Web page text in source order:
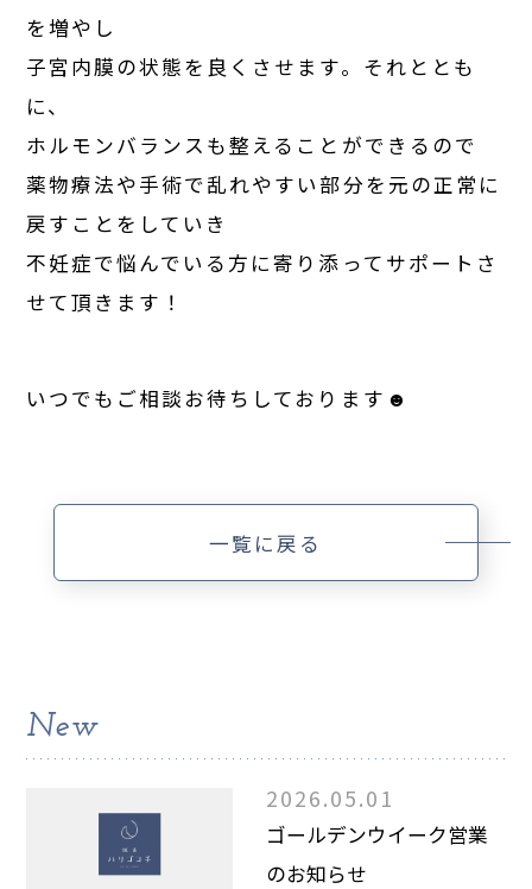
を増やし
子宮内膜の状態を良くさせます。それととも
に、
ホルモンバランスも整えることができるので
薬物療法や手術で乱れやすい部分を元の正常に
戻すことをしていき
不妊症で悩んでいる方に寄り添ってサポートさ
せて頂きます！
いつでもご相談お待ちしております☻
一覧に戻る
New
2026.05.01
ゴールデンウイーク営業
のお知らせ